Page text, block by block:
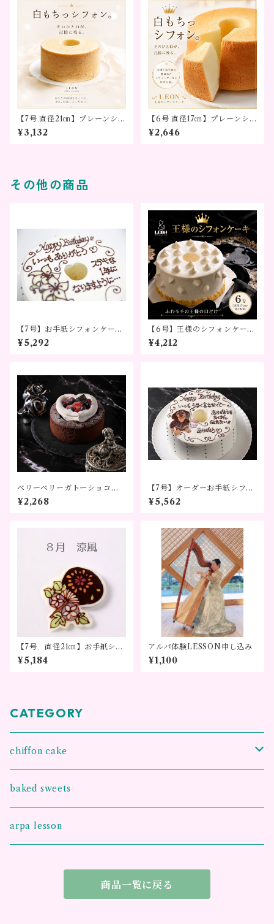
【7号 直径21㎝】プレーンシフ
ォンケーキ（デコレーション
なし）
¥3,132
【6号 直径17㎝】プレーンシ
フォンケーキ（デコレーショ
ンなし）
¥2,646
その他の商品
【7号】お手紙シフォンケー
キ カサブランカ ～気持ちを
かたちに～
¥5,292
【6号】王様のシフォンケーキ
®～記念日やお礼に選ばれる贈
り物～
¥4,212
ベリーベリーガトーショコラ
直径12㎝
¥2,268
【7号】オーダーお手紙シフォ
ンケーキ ～気持ちをかたち
に～※3日前までのご予約をお
¥5,562
【7号 直径21㎝】お手紙シフ
ォンケーキ シーズンデザイ
ン～メッセージを添えて贈る
¥5,184
アルパ体験LESSON申し込み
¥1,100
CATEGORY
chiffon cake
王様のシフォンケーキ
お手紙シフォンケーキ
baked sweets
arpa lesson
商品一覧に戻る